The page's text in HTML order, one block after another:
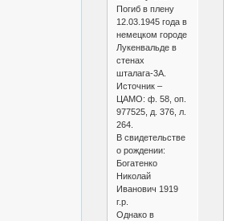
Погиб в плену
12.03.1945 года в
немецком городе
Лукенвальде в
стенах
шталага-3А.
Источник –
ЦАМО: ф. 58, оп.
977525, д. 376, л.
264.
В свидетельстве
о рождении:
Богатенко
Николай
Иванович 1919
г.р.
Однако в